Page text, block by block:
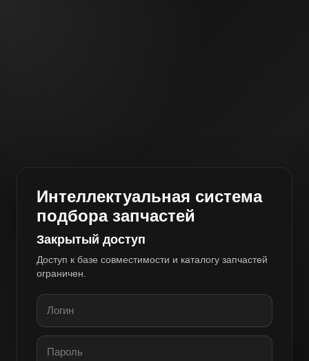
Интеллектуальная система
подбора запчастей
Закрытый доступ
Доступ к базе совместимости и каталогу запчастей
ограничен.